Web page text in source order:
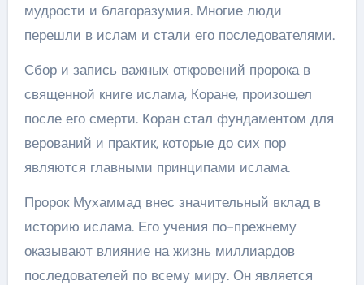
мудрости и благоразумия. Многие люди
перешли в ислам и стали его последователями.
Сбор и запись важных откровений пророка в
священной книге ислама, Коране, произошел
после его смерти. Коран стал фундаментом для
верований и практик, которые до сих пор
являются главными принципами ислама.
Пророк Мухаммад внес значительный вклад в
историю ислама. Его учения по-прежнему
оказывают влияние на жизнь миллиардов
последователей по всему миру. Он является